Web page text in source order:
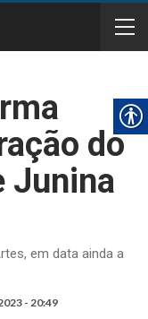
do
Junina
em data ainda a
- 20:49